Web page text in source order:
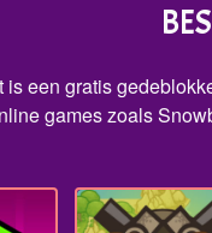
een gratis
games zoals